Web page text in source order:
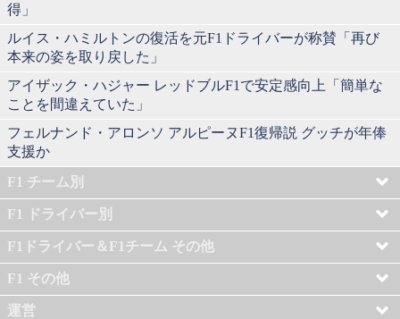
得」
ルイス・ハミルトンの復活を元F1ドライバーが称賛「再び
本来の姿を取り戻した」
アイザック・ハジャー レッドブルF1で安定感向上「簡単な
ことを間違えていた」
フェルナンド・アロンソ アルピーヌF1復帰説 グッチが年俸
支援か
F1 チーム別
F1 ドライバー別
F1ドライバー＆F1チーム その他
F1 その他
運営